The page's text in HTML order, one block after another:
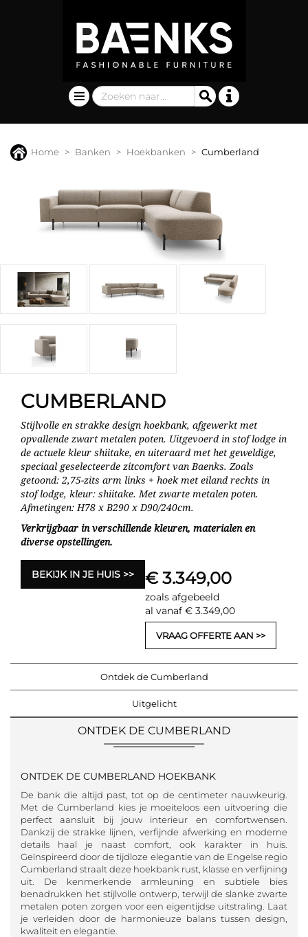
Home Banken Hoekbanken Cumberland
CUMBERLAND
Stijlvolle en strakke design hoekbank, afgewerkt met
opvallende zwart metalen poten. Uitgevoerd in stof lodge in
de actuele kleur shiitake, en uiteraard met het geweldige,
speciaal geselecteerde zitcomfort van Baenks. Zoals
getoond: 2,75-zits arm links + hoek met eiland rechts in
stof lodge, kleur: shiitake. Met zwarte metalen poten.
Afmetingen: H78 x B290 x D90/240cm.
Verkrijgbaar in verschillende kleuren, materialen en
diverse opstellingen.
BEKIJK IN JE HUIS € 3.349,00
zoals afgebeeld
al vanaf € 3.349,00
VRAAG OFFERTE AAN
Ontdek de Cumberland
Uitgelicht
ONTDEK DE CUMBERLAND
ONTDEK DE CUMBERLAND HOEKBANK
De bank die altijd past, tot op de centimeter nauwkeurig.
Met de Cumberland kies je moeiteloos een uitvoering die
perfect aansluit bij jouw interieur en comfortwensen.
Dankzij de strakke lijnen, verfijnde afwerking en moderne
details haal je naast comfort, ook karakter in huis.
Geïnspireerd door de tijdloze elegantie van de Engelse regio
Cumberland straalt deze hoekbank rust, klasse en verfijning
uit. De kenmerkende armleuning en subtiele bies
benadrukken het stijlvolle ontwerp, terwijl de slanke zwarte
metalen poten zorgen voor een eigentijdse uitstraling. Laat
je verleiden door de harmonieuze balans tussen design,
kwaliteit en elegantie.